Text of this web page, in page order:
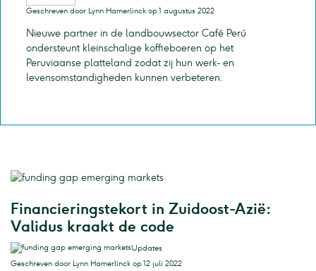
Geschreven door Lynn Hamerlinck op 1 augustus 2022
Nieuwe partner in de landbouwsector Café Perú
ondersteunt kleinschalige koffieboeren op het
Peruviaanse platteland zodat zij hun werk- en
levensomstandigheden kunnen verbeteren.
Financieringstekort in Zuidoost-Azië:
Validus kraakt de code
Updates
Geschreven door Lynn Hamerlinck op 12 juli 2022